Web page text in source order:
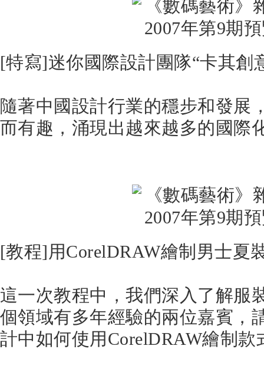
[特寫]迷你國際設計團隊“卡其創
隨著中國設計行業的穩步和發展
而有趣，涌現出越來越多的國際
[教程]用CorelDRAW繪制男士夏
這一次教程中，我們深入了解服
個領域有多年經驗的兩位嘉賓，
計中如何使用CorelDRAW繪制款